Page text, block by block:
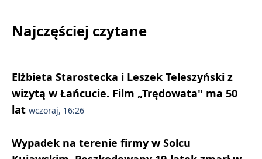
Najczęściej czytane
Elżbieta Starostecka i Leszek Teleszyński z
wizytą w Łańcucie. Film „Trędowata" ma 50
lat wczoraj, 16:26
Wypadek na terenie firmy w Solcu